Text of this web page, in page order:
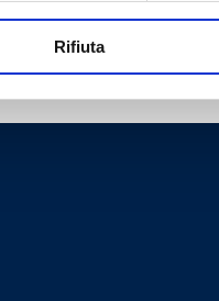
Rifiuta